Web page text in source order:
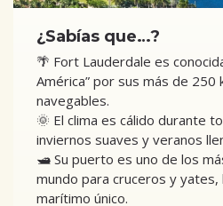
¿Sabías que…?
🌴 Fort Lauderdale es
América” por sus más de 250
navegables.
🌞 El clima es cálido durante
inviernos suaves y veranos
🛥️ Su puerto es uno de los
mundo para cruceros y
marítimo único.